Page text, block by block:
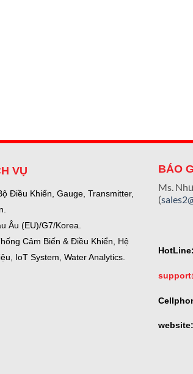
VỤ
Điều Khiển, Gauge, Transmitter,
Âu (EU)/G7/Korea.
Cảm Biến & Điều Khiển, Hệ
IoT System, Water Analytics.
BÁO
Ms.
(
HotLine:
website: